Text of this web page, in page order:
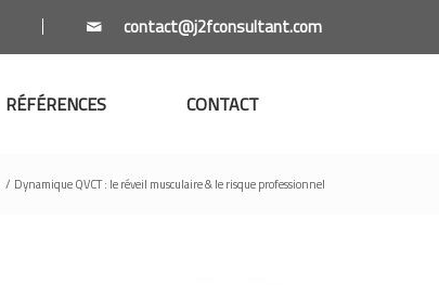
RÉFÉRENCES CONTACT
/ Dynamique QVCT : le réveil musculaire & le risque professionnel